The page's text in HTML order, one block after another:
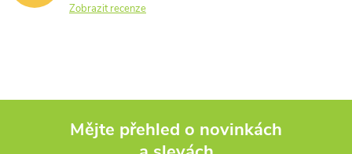
Zobrazit recenze
Mějte přehled o novinkách